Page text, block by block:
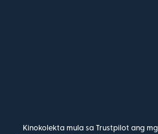
Kinokolekta mula sa Trustpilot ang